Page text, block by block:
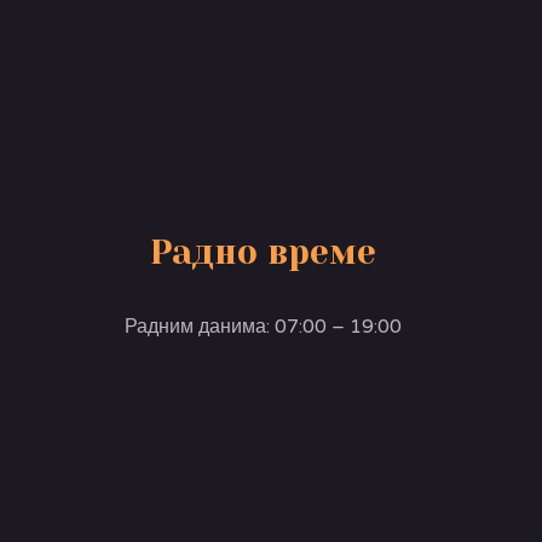
Радно време
Радним данима: 07:00 – 19:00